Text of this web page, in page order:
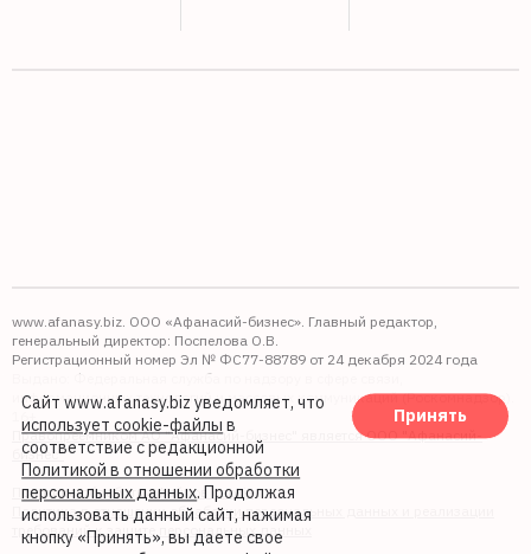
www.afanasy.biz. ООО «Афанасий-бизнес». Главный редактор,
генеральный директор: Поспелова О.В.
Регистрационный номер Эл № ФС77-88789 от 24 декабря 2024 года
Выдано: Федеральная служба по надзору в сфере связи,
информационных технологий и массовых коммуникаций (Роскомнадзор).
Правопреемником АО "Афанасий-бизнес" является ООО "Афанасий-
бизнес"
Политика обработки файлов cookie
Политика в отношении обработки персональных данных и реализации
требований к защите персональных данных
Сайт www.afanasy.biz уведомляет, что
использует cookie-файлы в
соответствие с редакционной
Политикой в отношении обработки
персональных данных. Продолжая
использовать данный сайт, нажимая
кнопку «Принять», вы даете свое
Принять